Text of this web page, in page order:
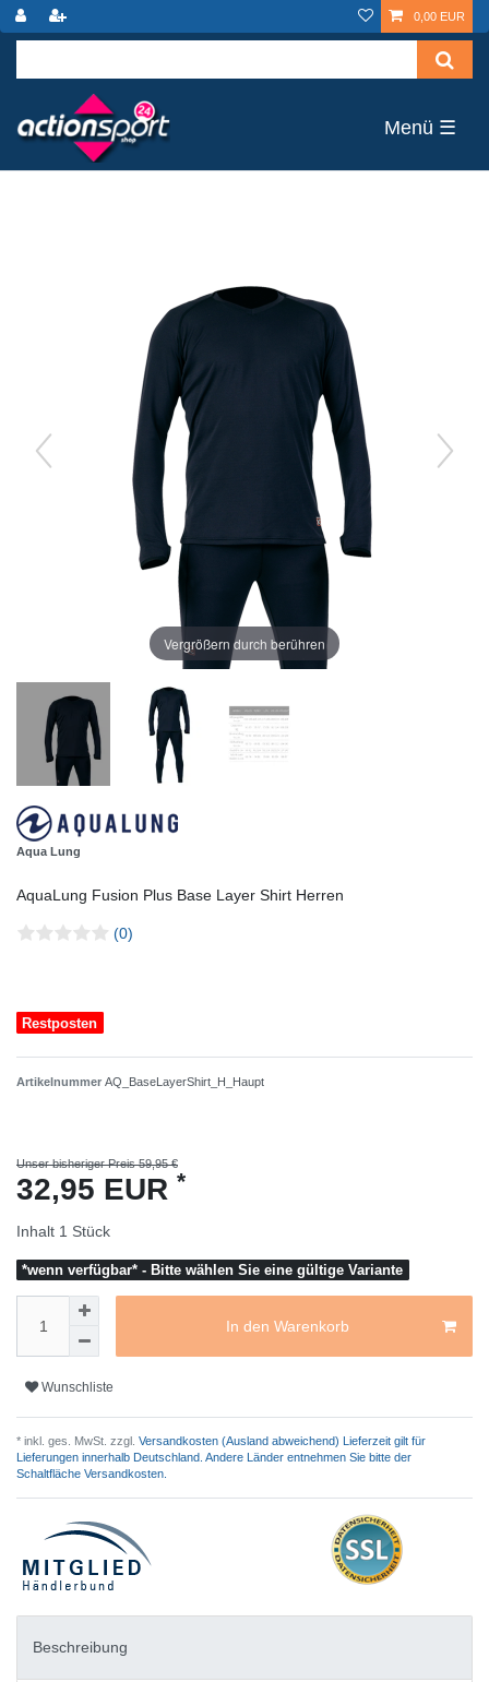
0,00 EUR
☰
Vergrößern durch berühren
Aqua Lung
AquaLung Fusion Plus Base Layer Shirt Herren
(0)
Restposten
Artikelnummer AQ_BaseLayerShirt_H_Haupt
Unser bisheriger Preis 59,95 €
32,95 EUR *
Inhalt 1 Stück
*wenn verfügbar* - Bitte wählen Sie eine gültige Variante
In den Warenkorb
Wunschliste
* inkl. ges. MwSt. zzgl.
Versandkosten (Ausland abweichend) Lieferzeit gilt für
Lieferungen innerhalb Deutschland. Andere Länder entnehmen Sie bitte der
Schaltfläche Versandkosten.
Beschreibung